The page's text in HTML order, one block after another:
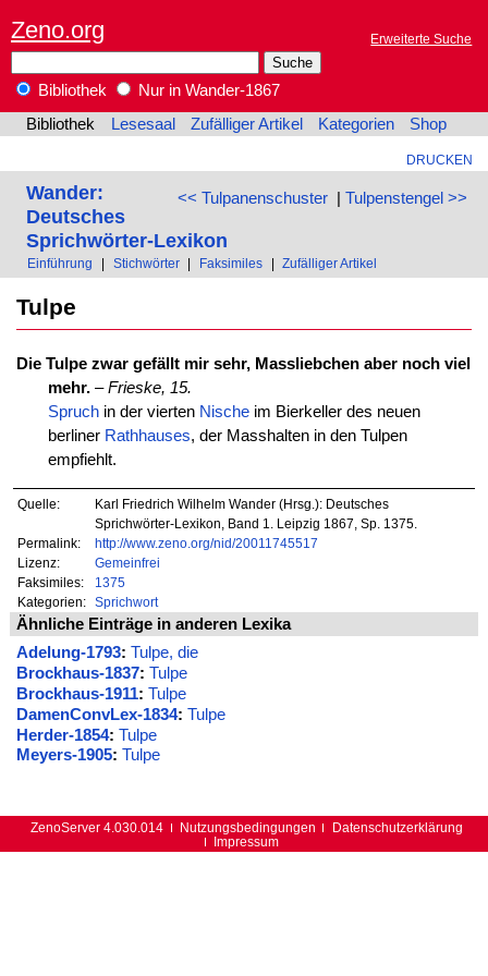
Zeno.org Erweiterte Suche
Bibliothek
Nur in Wander-1867
Bibliothek
Lesesaal Zufälliger Artikel Kategorien Shop
DRUCKEN
<< Tulpanenschuster| Tulpenstengel >>
Wander:
Deutsches
Sprichwörter-Lexikon
Einführung Stichwörter Faksimiles Zufälliger Artikel
Tulpe
Die Tulpe zwar gefällt mir sehr, Massliebchen aber noch viel
mehr.–Frieske, 15.
Spruchin der vierten Nischeim Bierkeller des neuen
berliner Rathhauses, der Masshalten in den Tulpen
empfiehlt.
Quelle:
Karl Friedrich Wilhelm Wander (Hrsg.): Deutsches
Sprichwörter-Lexikon, Band 1. Leipzig 1867, Sp. 1375.
Permalink:
http://www.zeno.org/nid/20011745517
Lizenz:
Gemeinfrei
Faksimiles:
1375
Kategorien:
Sprichwort
Ähnliche Einträge in anderen Lexika
Adelung-1793: Tulpe, die
Brockhaus-1837: Tulpe
Brockhaus-1911: Tulpe
DamenConvLex-1834: Tulpe
Herder-1854: Tulpe
Meyers-1905: Tulpe
ZenoServer 4.030.014 Nutzungsbedingungen
Datenschutzerklärung
Impressum